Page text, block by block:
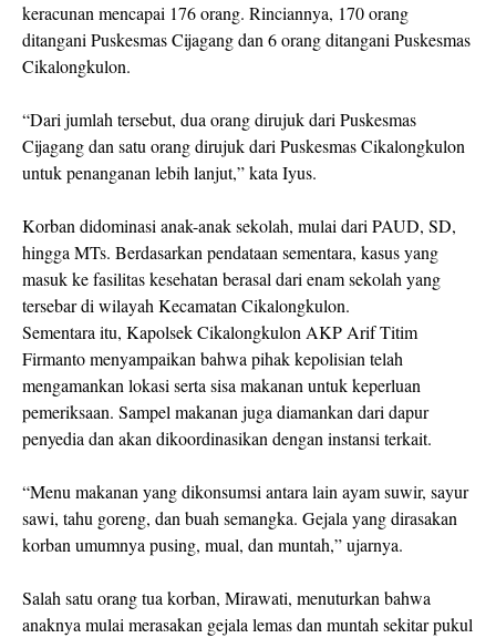
keracunan mencapai 176 orang. Rinciannya, 170 orang
ditangani Puskesmas Cijagang dan 6 orang ditangani Puskesmas
Cikalongkulon.
“Dari jumlah tersebut, dua orang dirujuk dari Puskesmas
Cijagang dan satu orang dirujuk dari Puskesmas Cikalongkulon
untuk penanganan lebih lanjut,” kata Iyus.
Korban didominasi anak-anak sekolah, mulai dari PAUD, SD,
hingga MTs. Berdasarkan pendataan sementara, kasus yang
masuk ke fasilitas kesehatan berasal dari enam sekolah yang
tersebar di wilayah Kecamatan Cikalongkulon.
Sementara itu, Kapolsek Cikalongkulon AKP Arif Titim
Firmanto menyampaikan bahwa pihak kepolisian telah
mengamankan lokasi serta sisa makanan untuk keperluan
pemeriksaan. Sampel makanan juga diamankan dari dapur
penyedia dan akan dikoordinasikan dengan instansi terkait.
“Menu makanan yang dikonsumsi antara lain ayam suwir, sayur
sawi, tahu goreng, dan buah semangka. Gejala yang dirasakan
korban umumnya pusing, mual, dan muntah,” ujarnya.
Salah satu orang tua korban, Mirawati, menuturkan bahwa
anaknya mulai merasakan gejala lemas dan muntah sekitar pukul